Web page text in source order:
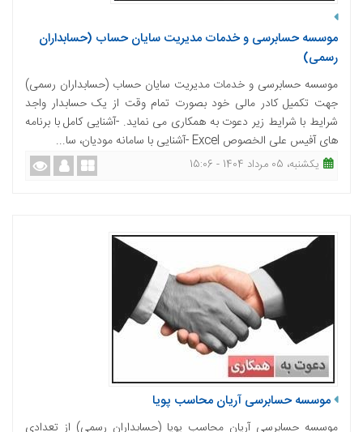
موسسه حسابرسی و خدمات مدیریت سایان حساب (حسابداران
رسمی)
موسسه حسابرسی و خدمات مدیریت سایان حساب (حسابداران رسمی)
جهت تکمیل کادر مالی خود بصورت تمام وقت از یک حسابدار واجد
شرایط با شرایط زیر دعوت به همکاری می نماید. -آشنایی کامل با برنامه
های آفیس علی الخصوص Excel -آشنایی با سامانه مودیان، سا...
یکشنبه، 05 مرداد 1404 - 15:06
موسسه حسابرسی آریان محاسب پویا
موسسه حسابرسی آریان محاسب پویا (حسابداران رسمی) از تعدادی